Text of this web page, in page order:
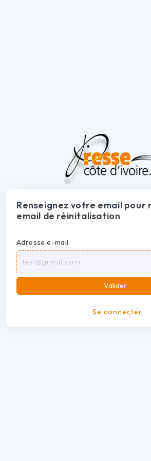
Renseignez votre email pour
email de réinitalisation
Adresse e-mail
Valider
Se connecter